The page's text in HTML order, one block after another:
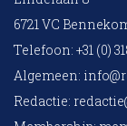
6721 VC
Telefoon: +31 (0)
Algemeen:
Redactie: